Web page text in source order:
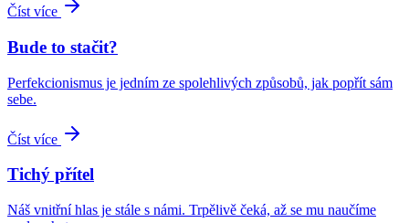
Číst více
Bude to stačit?
Perfekcionismus je jedním ze spolehlivých způsobů, jak popřít sám
sebe.
Číst více
Tichý přítel
Náš vnitřní hlas je stále s námi. Trpělivě čeká, až se mu naučíme